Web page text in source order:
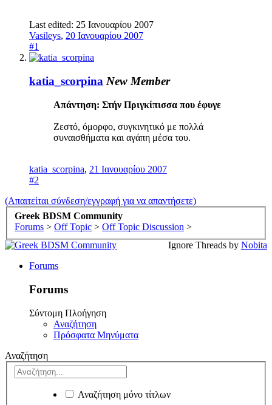
Last edited: 25 Ιανουαρίου 2007
Vasileys, 20 Ιανουαρίου 2007
#1
katia_scorpina New Member
Απάντηση: Στήν Πριγκίπισσα που έφυγε
Ζεστό, όμορφο, συγκινητικό με πολλά
συναισθήματα και αγάπη μέσα του.
katia_scorpina, 21 Ιανουαρίου 2007
#2
(Απαιτείται σύνδεση/εγγραφή για να απαντήσετε)
Greek BDSM Community
Forums > Off Topic > Off Topic Discussion >
Ignore Threads by Nobita
Forums
Forums
Σύντομη Πλοήγηση
Αναζήτηση
Πρόσφατα Μηνύματα
Αναζήτηση
Αναζήτηση μόνο τίτλων